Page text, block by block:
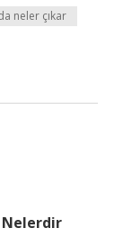
neler çıkar